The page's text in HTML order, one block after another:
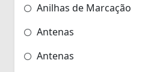
Anilhas de Marcação
Antenas
Antenas